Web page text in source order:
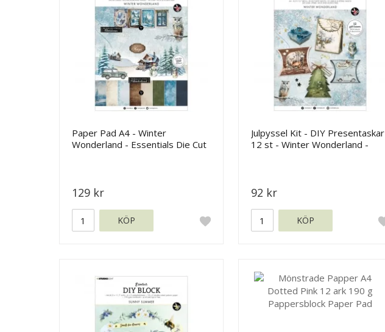
Paper Pad A4 - Winter
Wonderland - Essentials Die Cut
129 kr
KÖP
Julpyssel Kit - DIY Presentaskar
12 st - Winter Wonderland -
92 kr
KÖP